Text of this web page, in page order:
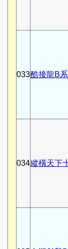
033酷接龍B
034縱橫天下